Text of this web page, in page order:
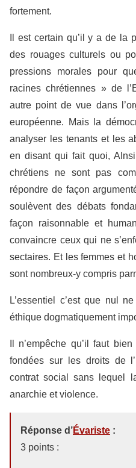
fortement.
Il est certain qu’il y a de la
des rouages culturels ou
pressions morales pour
racines chrétiennes » de
autre point de vue dans
européenne. Mais la
analyser les tenants et les
en disant qui fait quoi,
chrétiens ne sont pas
répondre de façon
soulèvent des débats
façon raisonnable et
convaincre ceux qui ne
sectaires. Et les femmes et
sont nombreux-y compris
L’essentiel c’est que nul
éthique dogmatiquement
Il n’empêche qu’il faut
fondées sur les droits de
contrat social sans lequel
anarchie et violence.
Réponse d’Évariste :
3 points :